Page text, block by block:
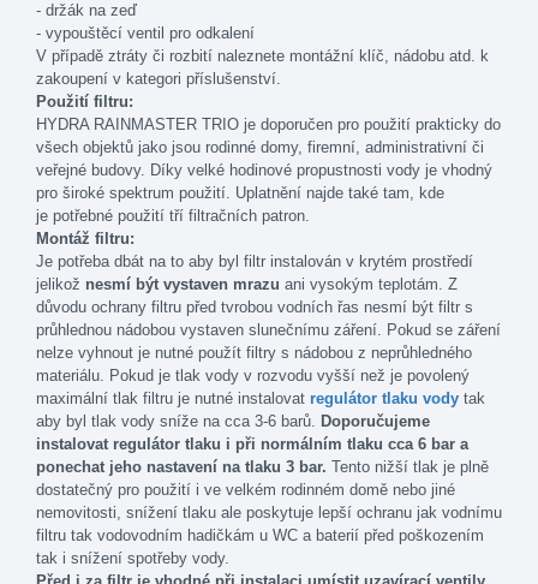
- držák na zeď
- vypouštěcí ventil pro odkalení
V případě ztráty či rozbití naleznete montážní klíč, nádobu atd. k
zakoupení v kategori příslušenství.
Použití filtru:
HYDRA RAINMASTER TRIO je doporučen pro použití prakticky do
všech objektů jako jsou rodinné domy, firemní, administrativní či
veřejné budovy. Díky velké hodinové propustnosti vody je vhodný
pro široké spektrum použití. Uplatnění najde také tam, kde
je potřebné použití tří filtračních patron.
Montáž filtru:
Je potřeba dbát na to aby byl filtr instalován v krytém prostředí
jelikož nesmí být vystaven mrazu ani vysokým teplotám. Z
důvodu ochrany filtru před tvrobou vodních řas nesmí být filtr s
průhlednou nádobou vystaven slunečnímu záření. Pokud se záření
nelze vyhnout je nutné použít filtry s nádobou z neprůhledného
materiálu. Pokud je tlak vody v rozvodu vyšší než je povolený
maximální tlak filtru je nutné instalovat regulátor tlaku vody tak
aby byl tlak vody sníže na cca 3-6 barů. Doporučujeme
instalovat regulátor tlaku i při normálním tlaku cca 6 bar a
ponechat jeho nastavení na tlaku 3 bar. Tento nižší tlak je plně
dostatečný pro použití i ve velkém rodinném domě nebo jiné
nemovitosti, snížení tlaku ale poskytuje lepší ochranu jak vodnímu
filtru tak vodovodním hadičkám u WC a baterií před poškozením
tak i snížení spotřeby vody.